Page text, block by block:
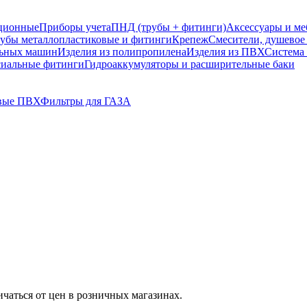
Приборы учетаПНД (трубы + фитинги)Аксессуары и
металлопластиковые и фитингиКрепежСмесители, душевое
машинИзделия из полипропиленаИзделия из ПВХ
фитингиГидроаккумуляторы и расширительные баки
ПВХФильтры для ГАЗА
от цен в розничных магазинах.